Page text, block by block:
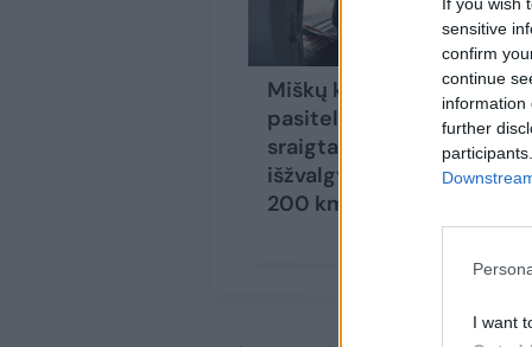
sensitive
confirm
continue
information
further
I want
Miškų kontrolei
pasitelkia ir
sraigtasparnį:
išžvalgyta jau
200 km teritorija